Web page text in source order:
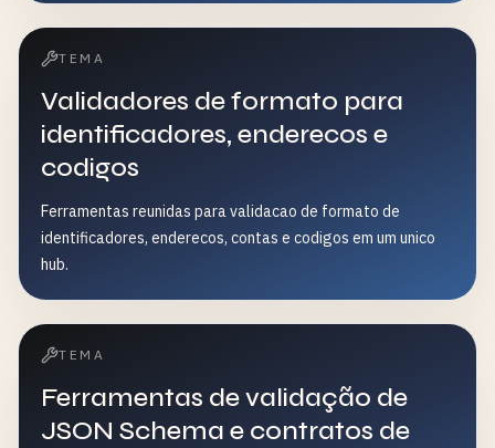
TEMA
Validadores de formato para
identificadores, enderecos e
codigos
Ferramentas reunidas para validacao de formato de
identificadores, enderecos, contas e codigos em um unico
hub.
TEMA
Ferramentas de validação de
JSON Schema e contratos de